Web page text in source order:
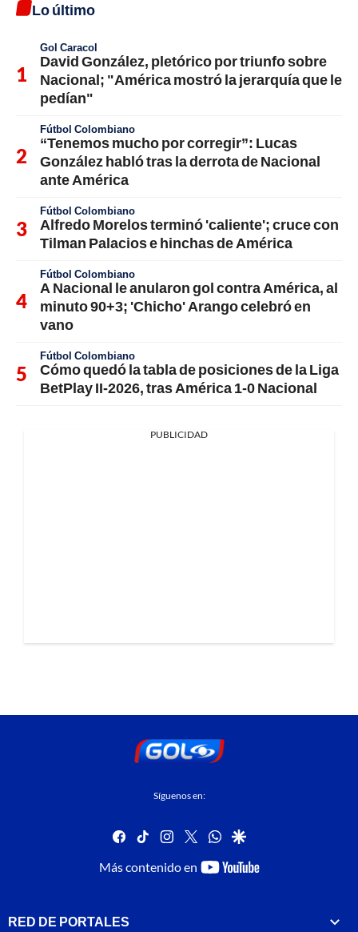
Lo último
Gol Caracol
David González, pletórico por triunfo sobre
Nacional; "América mostró la jerarquía que le
pedían"
Fútbol Colombiano
“Tenemos mucho por corregir”: Lucas
González habló tras la derrota de Nacional
ante América
Fútbol Colombiano
Alfredo Morelos terminó 'caliente'; cruce con
Tilman Palacios e hinchas de América
Fútbol Colombiano
A Nacional le anularon gol contra América, al
minuto 90+3; 'Chicho' Arango celebró en
vano
Fútbol Colombiano
Cómo quedó la tabla de posiciones de la Liga
BetPlay II-2026, tras América 1-0 Nacional
PUBLICIDAD
Síguenos en:
facebook
tiktok instagram
twitterwhatsapp
google
Más contenido en
youtube-
RED DE PORTALES